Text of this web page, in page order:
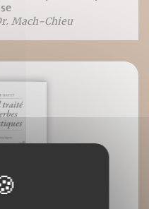
Mach-Chieu